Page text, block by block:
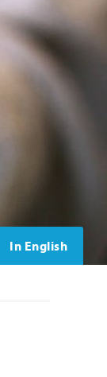
In English